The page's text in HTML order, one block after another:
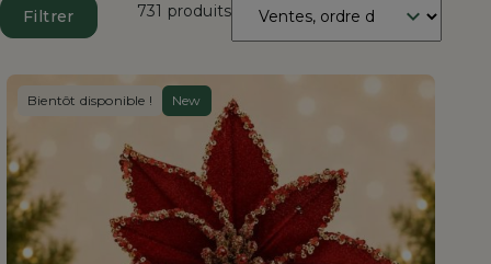
Filtrer 731 produits
Bientôt disponible ! New